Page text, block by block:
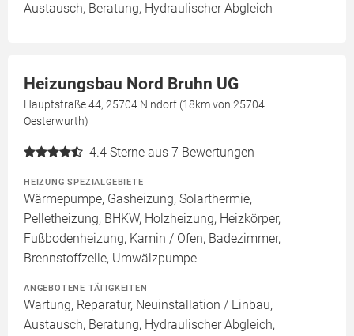
Austausch, Beratung, Hydraulischer Abgleich
Heizungsbau Nord Bruhn UG
Hauptstraße 44, 25704 Nindorf (18km von 25704
Oesterwurth)
4.4 Sterne aus 7 Bewertungen
HEIZUNG SPEZIALGEBIETE
Wärmepumpe, Gasheizung, Solarthermie,
Pelletheizung, BHKW, Holzheizung, Heizkörper,
Fußbodenheizung, Kamin / Ofen, Badezimmer,
Brennstoffzelle, Umwälzpumpe
ANGEBOTENE TÄTIGKEITEN
Wartung, Reparatur, Neuinstallation / Einbau,
Austausch, Beratung, Hydraulischer Abgleich,